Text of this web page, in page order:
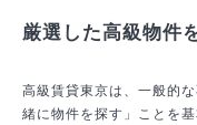
厳選した高級物件
高級賃貸東京は、一般的
緒に物件を探す」ことを基